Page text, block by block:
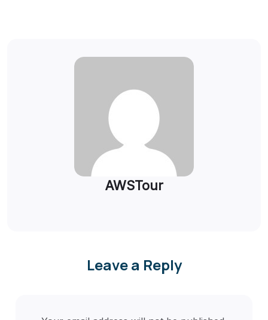
AWSTour
Leave a Reply